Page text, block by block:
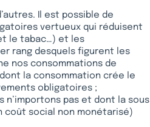
Il est possible de
vertueux qui réduisent
le tabac…) et les
rang desquels figurent les
nos consommations de
la consommation crée le
obligatoires ;
n’importons pas et dont la sous
coût social non monétarisé)